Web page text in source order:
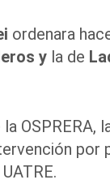
ordenara
y la de
OSPRERA,
por